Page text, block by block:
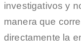
investigativos y
manera que
directamente la